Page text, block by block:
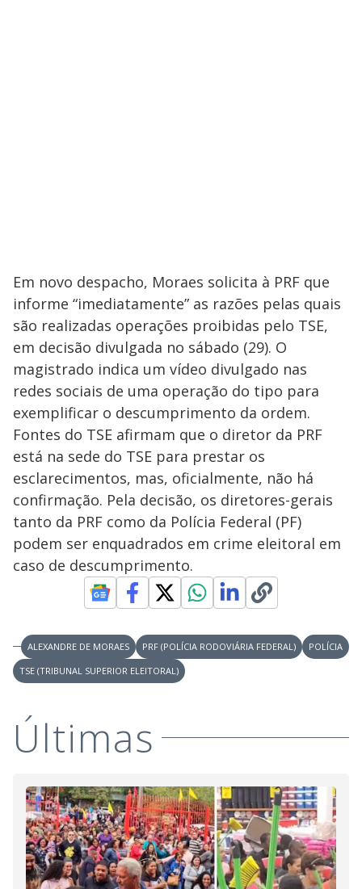
Em novo despacho, Moraes solicita à PRF que
informe “imediatamente” as razões pelas quais
são realizadas operações proibidas pelo TSE,
em decisão divulgada no sábado (29). O
magistrado indica um vídeo divulgado nas
redes sociais de uma operação do tipo para
exemplificar o descumprimento da ordem.
Fontes do TSE afirmam que o diretor da PRF
está na sede do TSE para prestar os
esclarecimentos, mas, oficialmente, não há
confirmação. Pela decisão, os diretores-gerais
tanto da PRF como da Polícia Federal (PF)
podem ser enquadrados em crime eleitoral em
caso de descumprimento.
ALEXANDRE DE MORAES PRF (POLÍCIA RODOVIÁRIA FEDERAL)
POLÍCIA
TSE (TRIBUNAL SUPERIOR ELEITORAL)
Últimas